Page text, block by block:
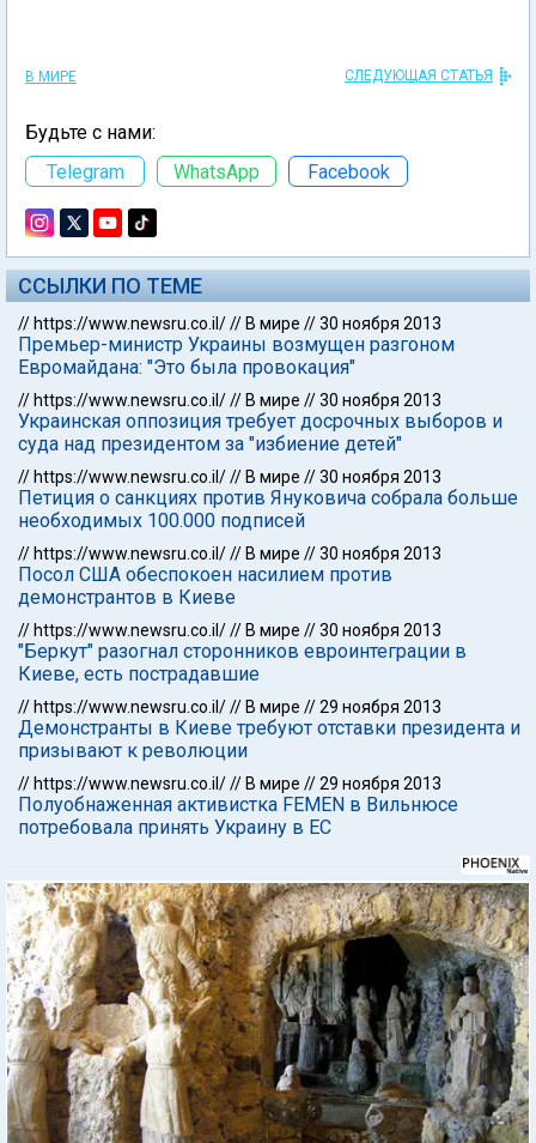
В МИРЕ СЛЕДУЮЩАЯ СТАТЬЯ
Будьте с нами:
Telegram
WhatsApp Facebook
ССЫЛКИ ПО ТЕМЕ
// https://www.newsru.co.il/// В мире //30 ноября 2013
Премьер-министр Украины возмущен разгоном
Евромайдана: "Это была провокация"
// https://www.newsru.co.il/// В мире //30 ноября 2013
Украинская оппозиция требует досрочных выборов и
суда над президентом за "избиение детей"
// https://www.newsru.co.il/// В мире //30 ноября 2013
Петиция о санкциях против Януковича собрала больше
необходимых 100.000 подписей
// https://www.newsru.co.il/// В мире //30 ноября 2013
Посол США обеспокоен насилием против
демонстрантов в Киеве
// https://www.newsru.co.il/// В мире //30 ноября 2013
"Беркут" разогнал сторонников евроинтеграции в
Киеве, есть пострадавшие
// https://www.newsru.co.il/// В мире //29 ноября 2013
Демонстранты в Киеве требуют отставки президента и
призывают к революции
// https://www.newsru.co.il/// В мире //29 ноября 2013
Полуобнаженная активистка FEMEN в Вильнюсе
потребовала принять Украину в ЕС